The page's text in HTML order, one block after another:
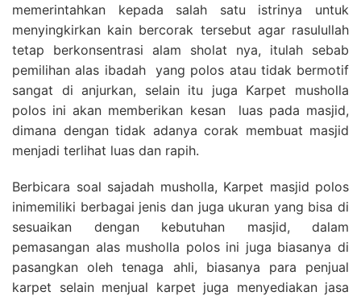
memerintahkan kepada salah satu istrinya untuk
menyingkirkan kain bercorak tersebut agar rasulullah
tetap berkonsentrasi alam sholat nya, itulah sebab
pemilihan alas ibadah yang polos atau tidak bermotif
sangat di anjurkan, selain itu juga Karpet musholla
polos ini akan memberikan kesan luas pada masjid,
dimana dengan tidak adanya corak membuat masjid
menjadi terlihat luas dan rapih.
Berbicara soal sajadah musholla, Karpet masjid polos
inimemiliki berbagai jenis dan juga ukuran yang bisa di
sesuaikan dengan kebutuhan masjid, dalam
pemasangan alas musholla polos ini juga biasanya di
pasangkan oleh tenaga ahli, biasanya para penjual
karpet selain menjual karpet juga menyediakan jasa